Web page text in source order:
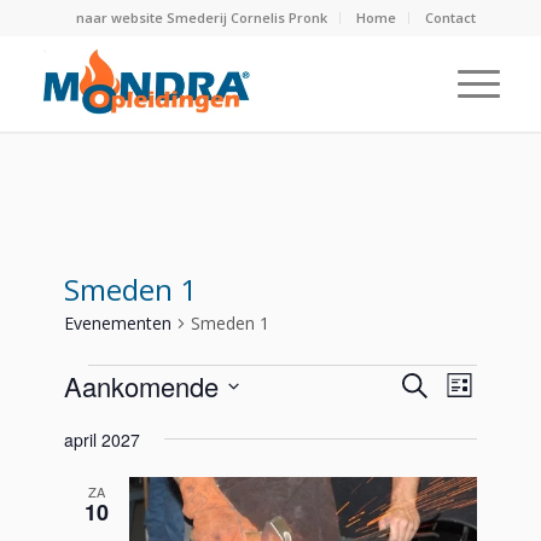
naar website Smederij Cornelis Pronk Home Contact
Smeden 1
Evenementen Smeden 1
Evenementen
en
navigatie
Zoeken
Lijst
Aankomende
een
april 2027
ZA
10